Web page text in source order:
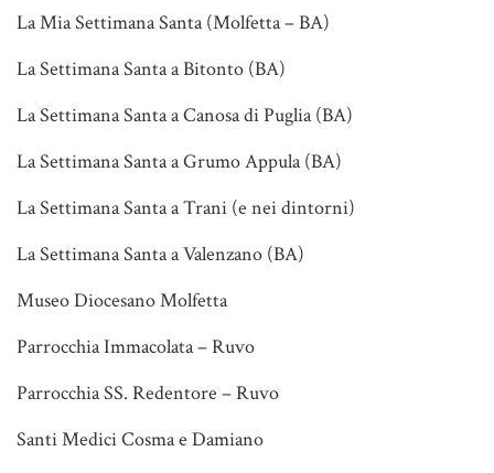
La Mia Settimana Santa (Molfetta – BA)
La Settimana Santa a Bitonto (BA)
La Settimana Santa a Canosa di Puglia (BA)
La Settimana Santa a Grumo Appula (BA)
La Settimana Santa a Trani (e nei dintorni)
La Settimana Santa a Valenzano (BA)
Museo Diocesano Molfetta
Parrocchia Immacolata – Ruvo
Parrocchia SS. Redentore – Ruvo
Santi Medici Cosma e Damiano